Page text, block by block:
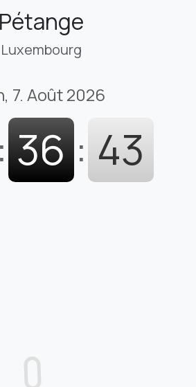
Pétange
Luxembourg
7. Août 2026
: 36 : 44